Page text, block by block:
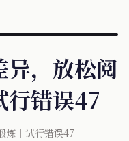
，放松阅
行错误47
炼｜试行错误47